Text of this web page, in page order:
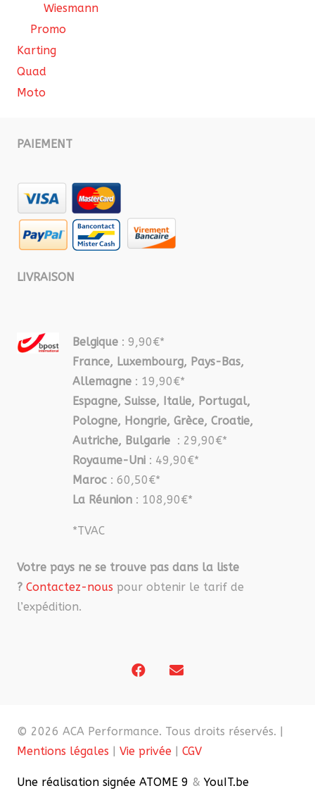
Wiesmann
Promo
Karting
Quad
Moto
PAIEMENT
LIVRAISON
Belgique : 9,90€*
France, Luxembourg, Pays-Bas,
Allemagne : 19,90€*
Espagne, Suisse, Italie, Portugal,
Pologne, Hongrie, Grèce, Croatie,
Autriche, Bulgarie : 29,90€*
Royaume-Uni : 49,90€*
Maroc : 60,50€*
La Réunion : 108,90€*
*TVAC
Votre pays ne se trouve pas dans la liste
? Contactez-nous pour obtenir le tarif de
l’expédition.
© 2026 ACA Performance. Tous droits réservés. |
Mentions légales | Vie privée | CGV
Une réalisation signée ATOME 9 & YouIT.be